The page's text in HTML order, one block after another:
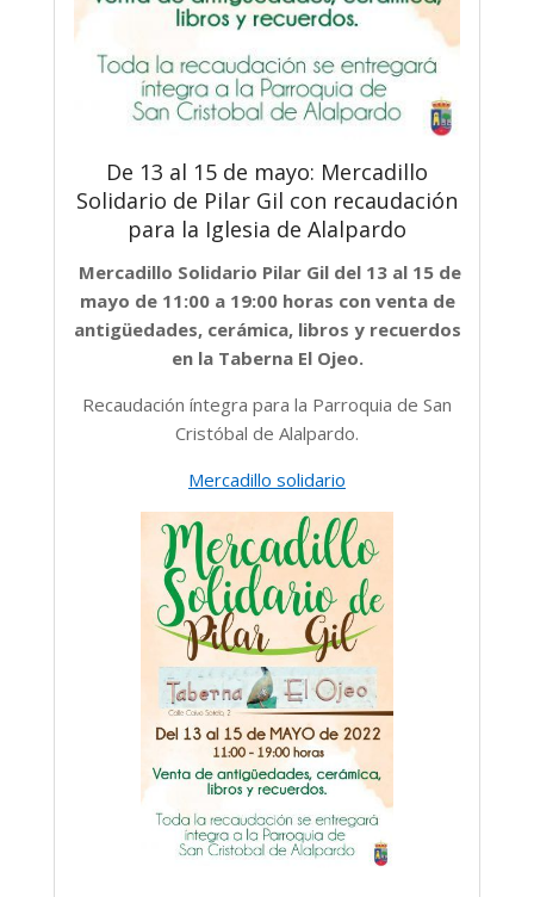
De 13 al 15 de mayo: Mercadillo
Solidario de Pilar Gil con recaudación
para la Iglesia de Alalpardo
Mercadillo Solidario Pilar Gil del 13 al 15 de
mayo de 11:00 a 19:00 horas con venta de
antigüedades, cerámica, libros y recuerdos
en la Taberna El Ojeo.
Recaudación íntegra para la Parroquia de San
Cristóbal de Alalpardo.
Mercadillo solidario